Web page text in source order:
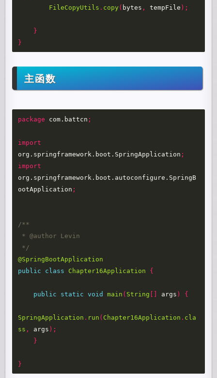
FileCopyUtils . copy( bytes , tempFile );
}
}
主函数
package com.battcn ;
import
org.springframework.boot.SpringApplication ;
import
org.springframework.boot.autoconfigure.SpringB
ootApplication ;
/**
*/
@SpringBootApplication
public
class Chapter16Application {
public static void main ( String [] args ) {
SpringApplication . run ( Chapter16Application . cla
ss , args );
}
}